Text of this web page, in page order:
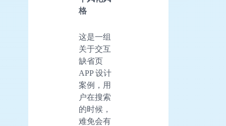
格
这是一组
关于交互
缺省页
APP 设计
案例，用
户在搜索
的时候，
难免会有